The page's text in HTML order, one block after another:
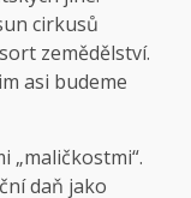
cirkusů
zemědělství.
asi budeme
„maličkostmi“.
daň jako